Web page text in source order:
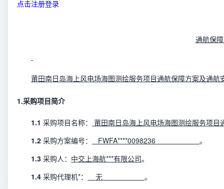
点击注册登录
通航保
莆田南日岛海上风电场海图测绘服务项目通航保障方案及通航
1.采购项目简介
1.1 采购项目名称：
莆田南日岛海上风电场海图测绘服务项
1.2采购方案编号： FWFA****0098236
。
1.3 采购人： 中交上海航***有限公司。
1.4 采购代理机*： 无
。